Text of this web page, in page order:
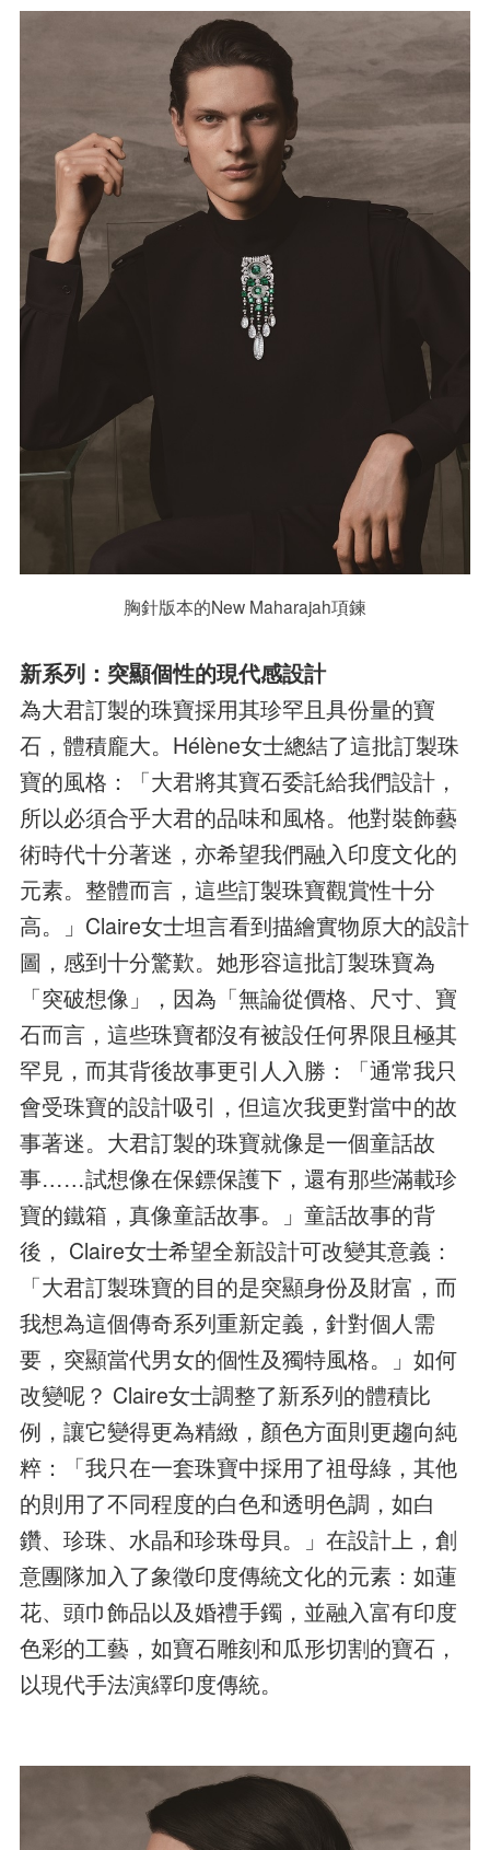
胸針版本的New Maharajah項鍊
新系列：突顯個性的現代感設計
為大君訂製的珠寶採用其珍罕且具份量的寶
石，體積龐大。Hélène女士總結了這批訂製珠
寶的風格：「大君將其寶石委託給我們設計，
所以必須合乎大君的品味和風格。他對裝飾藝
術時代十分著迷，亦希望我們融入印度文化的
元素。整體而言，這些訂製珠寶觀賞性十分
高。」Claire女士坦言看到描繪實物原大的設計
圖，感到十分驚歎。她形容這批訂製珠寶為
「突破想像」，因為「無論從價格、尺寸、寶
石而言，這些珠寶都沒有被設任何界限且極其
罕見，而其背後故事更引人入勝：「通常我只
會受珠寶的設計吸引，但這次我更對當中的故
事著迷。大君訂製的珠寶就像是一個童話故
事……試想像在保鏢保護下，還有那些滿載珍
寶的鐵箱，真像童話故事。」童話故事的背
後， Claire女士希望全新設計可改變其意義：
「大君訂製珠寶的目的是突顯身份及財富，而
我想為這個傳奇系列重新定義，針對個人需
要，突顯當代男女的個性及獨特風格。」如何
改變呢？ Claire女士調整了新系列的體積比
例，讓它變得更為精緻，顏色方面則更趨向純
粹：「我只在一套珠寶中採用了祖母綠，其他
的則用了不同程度的白色和透明色調，如白
鑽、珍珠、水晶和珍珠母貝。」在設計上，創
意團隊加入了象徵印度傳統文化的元素：如蓮
花、頭巾飾品以及婚禮手鐲，並融入富有印度
色彩的工藝，如寶石雕刻和瓜形切割的寶石，
以現代手法演繹印度傳統。